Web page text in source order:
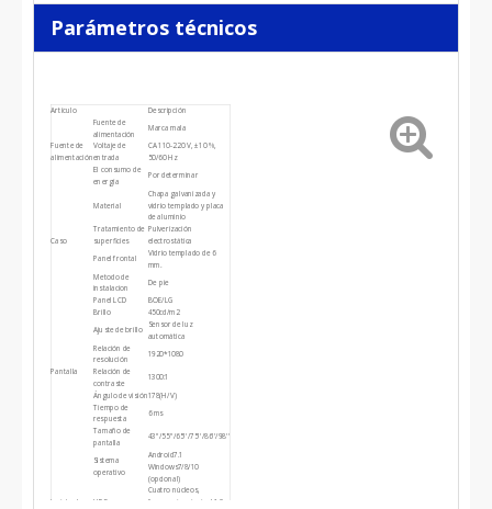
Parámetros técnicos
Artículo Descripción
Fuente de
alimentación
Fuente de
alimentación
Marca mala
Voltaje de
entrada
CA 110-220 V, ±10 %,
50/60 Hz
El consumo de
energía
Por determinar
Caso
Material
Chapa galvanizada y
vidrio templado y placa
de aluminio
Tratamiento de
superficies
Pulverización
electrostática
Panel frontal
Vidrio templado de 6
mm.
Metodo de
instalacion
De pie
Pantalla
Panel LCD
BOE/LG
Brillo
450cd/m2
Ajuste de brillo
Sensor de luz
automática
Relación de
resolución
1920*1080
Relación de
contraste
1300:1
Ángulo de visión178(H/V)
Tiempo de
respuesta
6 ms
Tamaño de
pantalla
43''/55''/65''/75''/86''/98''
tarjeta de
Sistema
operativo
Android7.1
Windows7/8/10
(opcional)
UPC
Cuatro núcleos,
frecuencia principal 1,8